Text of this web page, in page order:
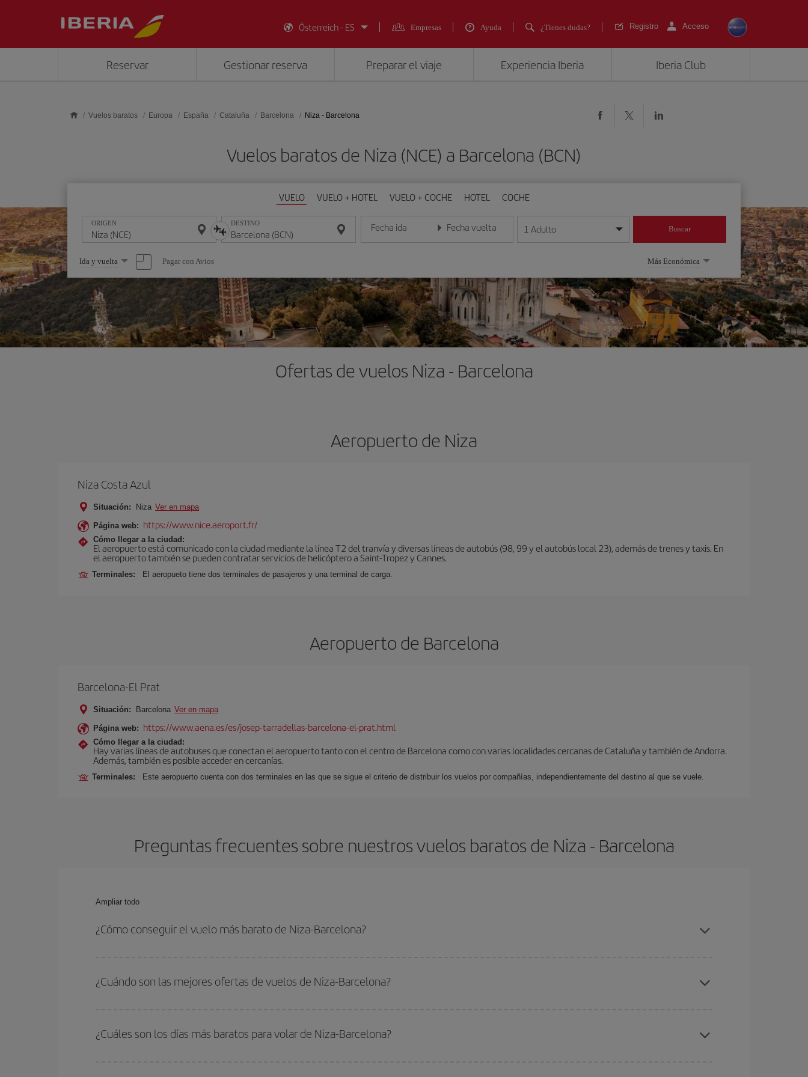
Österreich - ES
Empresas Ayuda ¿Tienes dudas? Registro Acceso
Reservar Gestionar reserva Preparar el viaje Experiencia Iberia Iberia Club
Vuelos baratos Europa España Cataluña Barcelona Niza - Barcelona
Vuelos baratos de Niza (NCE) a Barcelona (BCN)
VUELO VUELO + HOTEL VUELO + COCHE HOTEL COCHE
ORIGEN DESTINO Fecha ida
Introduce la fecha en formato día/mes/año
Fecha vuelta
Introduce la fecha en formato día/mes/año
1 Adulto Buscar
Seleccione
una
opción
Ida y vuelta Pagar con Avios Más Económica
Ofertas de vuelos Niza - Barcelona
Aeropuerto de Niza
Niza Costa Azul
Situación: Niza Ver en mapa
Página web: https://www.nice.aeroport.fr/
Cómo llegar a la ciudad:
El aeropuerto está comunicado con la ciudad mediante la línea T2 del tranvía y diversas líneas de autobús (98, 99 y el autobús local 23), además de trenes y taxis. En
el aeropuerto también se pueden contratar servicios de helicóptero a Saint-Tropez y Cannes.
Terminales: El aeropueto tiene dos terminales de pasajeros y una terminal de carga.
Aeropuerto de Barcelona
Barcelona-El Prat
Situación: Barcelona Ver en mapa
Página web: https://www.aena.es/es/josep-tarradellas-barcelona-el-prat.html
Cómo llegar a la ciudad:
Hay varias líneas de autobuses que conectan el aeropuerto tanto con el centro de Barcelona como con varias localidades cercanas de Cataluña y también de Andorra.
Además, también es posible acceder en cercanías.
Terminales: Este aeropuerto cuenta con dos terminales en las que se sigue el criterio de distribuir los vuelos por compañías, independientemente del destino al que se vuele.
Preguntas frecuentes sobre nuestros vuelos baratos de Niza - Barcelona
Ampliar todo
¿Cómo conseguir el vuelo más barato de Niza-Barcelona?
fechas y horarios de ida y vuelta.
¿Cuándo son las mejores ofertas de vuelos de Niza-Barcelona?
periodos de vacaciones escolares son temporada alta. Además, sobre todo si estás pensando en una escapada de fin de semana,
precios encontrarás.
¿Cuáles son los días más baratos para volar de Niza-Barcelona?